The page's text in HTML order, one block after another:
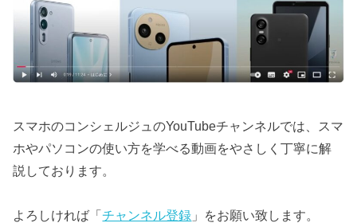
スマホのコンシェルジュのYouTubeチャンネルでは、スマ
ホやパソコンの使い方を学べる動画をやさしく丁寧に解
説しております。
よろしければ「チャンネル登録 」をお願い致します。